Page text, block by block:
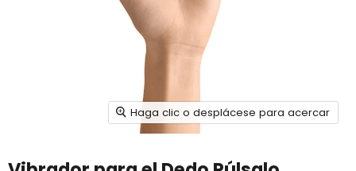
Haga clic o desplácese para acercar